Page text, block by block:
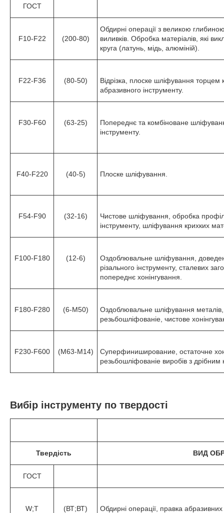
ГОСТ
F10-F22 (200-80)
Обдирні операції з великою
виливків. Обробка матеріалів, які
круга (латунь, мідь, алюміній).
F22-F36 (80-50)
Відрізка, плоске шліфування торцем
абразивного інструменту.
F30-F60 (63-25)
Попереднє та комбіноване
інструменту.
F40-F220 (40-5) Плоске шліфування.
F54-F90 (32-16)
Чистове шліфування, обробка
інструменту, шліфування крихких
F100-F180 (12-6)
Оздоблювальне шліфування,
різального інструменту, сталевих
попереднє хонінгування.
F180-F280 (6-М50)
Оздоблювальне шліфування
резьбошліфованіе, чистове
F230-F600 (М63-М14)
Суперфиниширование, остаточне
резьбошліфованіе виробів з
Вибір інструменту по твердості
Твердість ВИД
ГОСТ
W;T (ВТ;ВТ)
Обдирні операції, правка